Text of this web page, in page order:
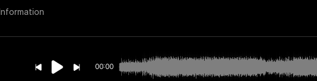
Information
00:00